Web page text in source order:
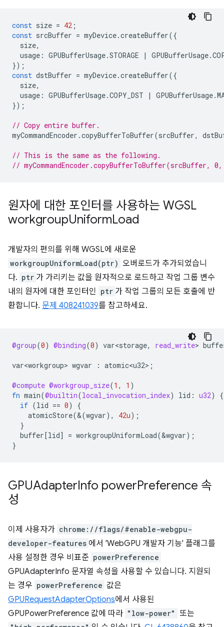
const size = 42 ;
const srcBuffer = myDevice.createBuffer({
size,
usage : GPUBufferUsage.STORAGE | GPUBufferUsage.
});
const dstBuffer = myDevice.createBuffer({
size,
usage : GPUBufferUsage.COPY_DST | GPUBufferUsage.
});
// Copy entire buffer.
myCommandEncoder .copyBufferToBuffer(srcBuffer,
// This is the same as the following.
//
원자에 대한 포인터를 사용하는 WGSL
workgroupUniformLoad
개발자의 편의를 위해 WGSL에 새로운
workgroupUniformLoad(ptr) 오버로드가 추가되었습니
다. ptr 가 가리키는 값을 원자적으로 로드하고 작업 그룹 변수
내의 원자에 대한 포인터인 ptr 가 작업 그룹의 모든 호출에 반
환합니다. 문제 408241039를 참고하세요.
@group(0) @binding(0) var<storage, read_write>
var<workgroup> wgvar : atomic<u32> ;
@compute @workgroup_size(1 , 1 )
fn main(@builtin(local_invocation_index) lid : u32)
{
if (lid == 0)
{
atomicStore(&(wgvar), 42u);
}
buffer[lid] = workgroupUniformLoad(&wgvar);
}
GPUAdapterInfo powerPreference 속
성
이제 사용자가 chrome://flags/#enable-webgpu-
developer-features 에서 'WebGPU 개발자 기능' 플래그를
사용 설정한 경우 비표준 powerPreference
GPUAdapterInfo 문자열 속성을 사용할 수 있습니다. 지원되
는 경우 powerPreference 값은
GPURequestAdapterOptions에서 사용된
GPUPowerPreference 값에 따라 "low-power" 또는